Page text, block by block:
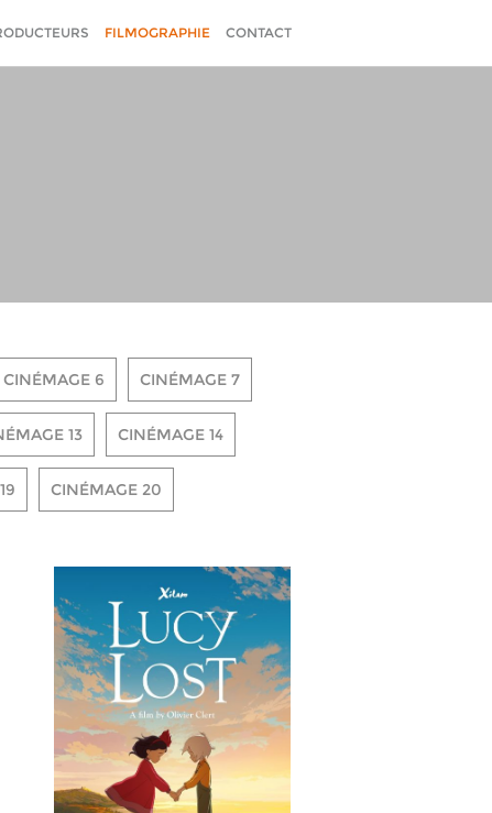
FILMOGRAPHIE CONTACT
CINÉMAGE 6 CINÉMAGE 7
13 CINÉMAGE 14
CINÉMAGE 20